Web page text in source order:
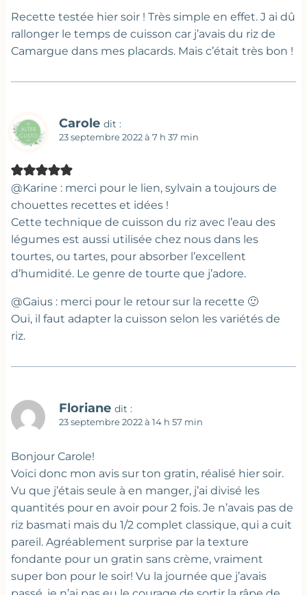
Recette testée hier soir ! Très simple en effet. J ai dû
rallonger le temps de cuisson car j’avais du riz de
Camargue dans mes placards. Mais c’était très bon !
Carole dit :
23 septembre 2022 à 7 h 37 min
@Karine : merci pour le lien, sylvain a toujours de
chouettes recettes et idées !
Cette technique de cuisson du riz avec l’eau des
légumes est aussi utilisée chez nous dans les
tourtes, ou tartes, pour absorber l’excellent
d’humidité. Le genre de tourte que j’adore.
@Gaius : merci pour le retour sur la recette 🙂
Oui, il faut adapter la cuisson selon les variétés de
riz.
Floriane dit :
23 septembre 2022 à 14 h 57 min
Bonjour Carole!
Voici donc mon avis sur ton gratin, réalisé hier soir.
Vu que j’étais seule à en manger, j’ai divisé les
quantités pour en avoir pour 2 fois. Je n’avais pas de
riz basmati mais du 1/2 complet classique, qui a cuit
pareil. Agréablement surprise par la texture
fondante pour un gratin sans crème, vraiment
super bon pour le soir! Vu la journée que j’avais